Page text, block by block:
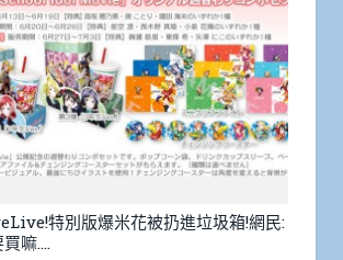
特別版爆米花被扔進垃圾箱!網民:
嘛….